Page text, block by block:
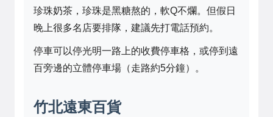
珍珠奶茶，珍珠是黑糖熬的，軟Q不爛。但假日
晚上很多名店要排隊，建議先打電話預約。
停車可以停光明一路上的收費停車格，或停到遠
百旁邊的立體停車場（走路約5分鐘）。
竹北遠東百貨